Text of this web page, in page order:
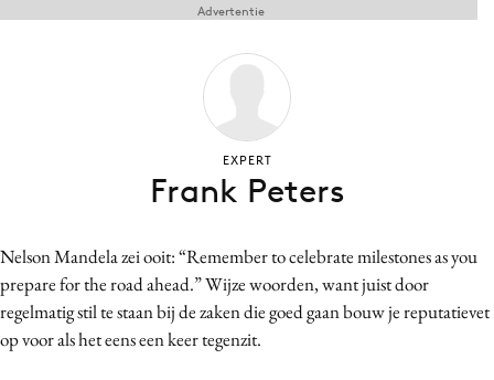
Opleidingen
Artificial Intelligence
Campagnes
Carriere
Contentmarketing
Nelson Mandela zei ooit: “Remember to celebrate milestones as you
prepare for the road ahead.” Wijze woorden, want juist door
regelmatig stil te staan bij de zaken die goed gaan bouw je reputatievet
op voor als het eens een keer tegenzit.
Advertentie
EXPERT
Frank Peters